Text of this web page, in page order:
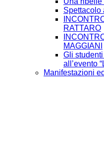
Spettacolo
RATTARO
MAGGIANI
Gli studenti
all’evento
Manifestazioni